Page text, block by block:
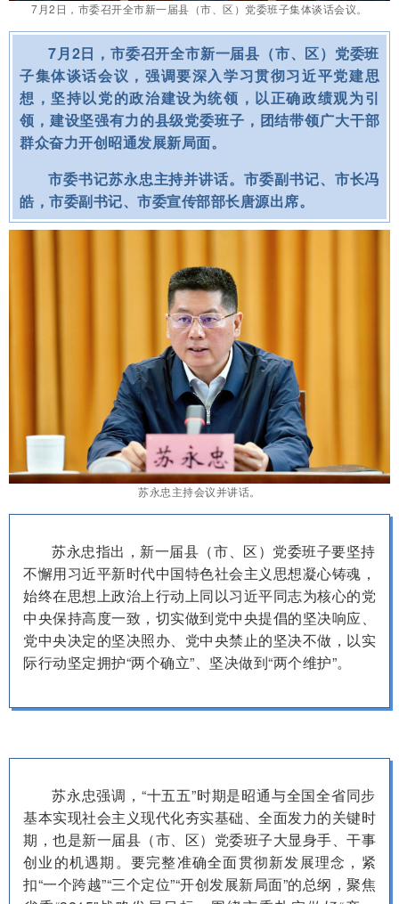
7月2日，市委召开全市新一届县（市、区）党委班子集体谈话会议。
7月2日，市委召开全市新一届县（市、区）党委班
子集体谈话会议，强调要深入学习贯彻习近平党建思
想，坚持以党的政治建设为统领，以正确政绩观为引
领，建设坚强有力的县级党委班子，团结带领广大干部
群众奋力开创昭通发展新局面。
市委书记苏永忠主持并讲话。市委副书记、市长冯
皓，市委副书记、市委宣传部部长唐源出席。
苏永忠主持会议并讲话。
苏永忠指出，新一届县（市、区）党委班子要坚持
不懈用习近平新时代中国特色社会主义思想凝心铸魂，
始终在思想上政治上行动上同以习近平同志为核心的党
中央保持高度一致，切实做到党中央提倡的坚决响应、
党中央决定的坚决照办、党中央禁止的坚决不做，以实
际行动坚定拥护“两个确立”、坚决做到“两个维护”。
苏永忠强调，“十五五”时期是昭通与全国全省同步
基本实现社会主义现代化夯实基础、全面发力的关键时
期，也是新一届县（市、区）党委班子大显身手、干事
创业的机遇期。要完整准确全面贯彻新发展理念，紧
扣“一个跨越”“三个定位”“开创发展新局面”的总纲，聚焦